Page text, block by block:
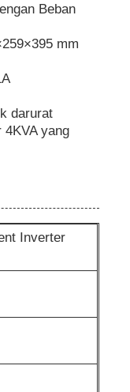
Beban
mm
darurat
4KVA yang
Inverter